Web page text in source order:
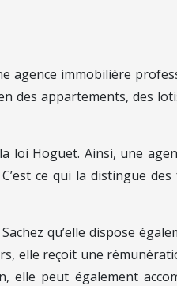
agence immobilière
des appartements, des
loi Hoguet. Ainsi, une
ce qui la distingue des
qu’elle dispose
elle reçoit une
elle peut également